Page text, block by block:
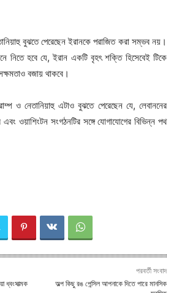
বুঝতে পেরেছেন ইরানকে পরাজিত করা সম্ভব নয়।
নিতে হবে যে, ইরান একটি বৃহৎ শক্তি হিসেবেই টিকে
বজায় থাকবে।
ও নেতানিয়াহু এটাও বুঝতে পেরেছেন যে, লেবাননের
ওয়াশিংটন সংগঠনটির সঙ্গে যোগাযোগের বিভিন্ন পথ
ধ্বংসাত্মক
পরবর্তী সংবাদ
অল্প কিছু রঙ পেন্সিল আপনাকে দিতে পারে মানসিক